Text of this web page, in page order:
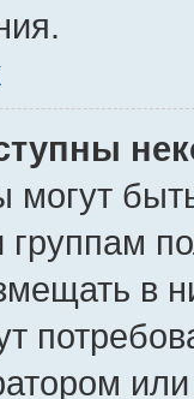
группам
в